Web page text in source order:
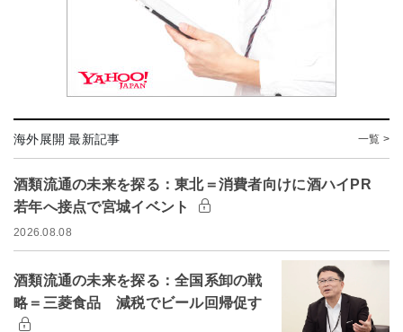
海外展開 最新記事 一覧 >
酒類流通の未来を探る：東北＝消費者向けに酒ハイPR
若年へ接点で宮城イベント
2026.08.08
酒類流通の未来を探る：全国系卸の戦
略＝三菱食品 減税でビール回帰促す